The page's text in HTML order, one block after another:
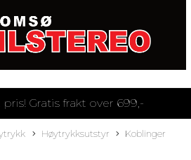
Gratis frakt over 699,-
Høytrykksutstyr Koblinger